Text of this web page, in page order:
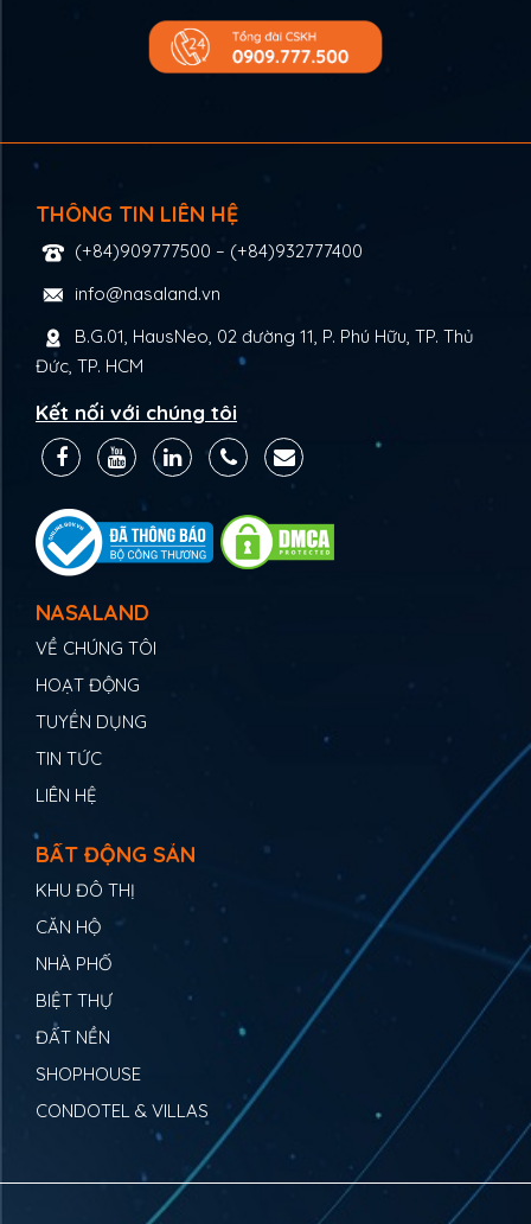
THÔNG TIN LIÊN HỆ
(+84)909777500 – (+84)932777400
info@nasaland.vn
B.G.01, HausNeo, 02 đường 11, P. Phú Hữu, TP. Thủ
Đức, TP. HCM
Kết nối với chúng tôi
NASALAND
VỀ CHÚNG TÔI
HOẠT ĐỘNG
TUYỂN DỤNG
TIN TỨC
LIÊN HỆ
BẤT ĐỘNG SẢN
KHU ĐÔ THỊ
CĂN HỘ
NHÀ PHỐ
BIỆT THỰ
ĐẤT NỀN
SHOPHOUSE
CONDOTEL & VILLAS